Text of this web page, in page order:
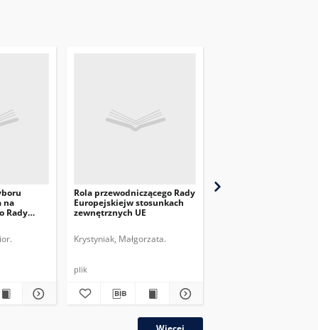
na
Rady
Rola przewodniczącego Rady
Europejskiejw stosunkach
zewnętrznych UE
Krystyniak, Małgorzata.
plik